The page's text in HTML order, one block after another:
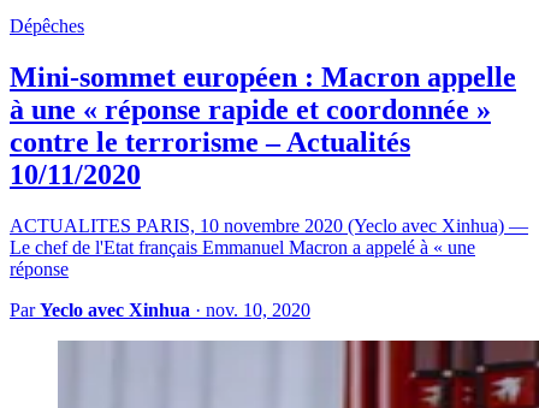
Dépêches
Mini-sommet européen : Macron appelle
à une « réponse rapide et coordonnée »
contre le terrorisme – Actualités
10/11/2020
ACTUALITES PARIS, 10 novembre 2020 (Yeclo avec Xinhua) —
Le chef de l'Etat français Emmanuel Macron a appelé à « une
réponse
ParYeclo avec Xinhua · nov. 10, 2020